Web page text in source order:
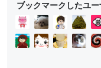
ll
o
w
ll
o
w
ブックマークしたユ